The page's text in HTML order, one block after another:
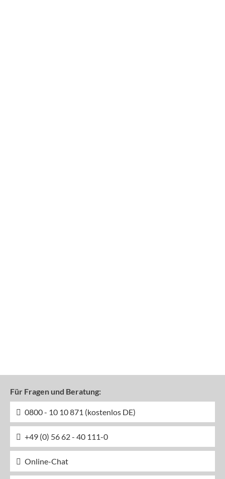
Für Fragen und Beratung:
0800 - 10 10 871 (kostenlos DE)
+49 (0) 56 62 - 40 111-0
Online-Chat